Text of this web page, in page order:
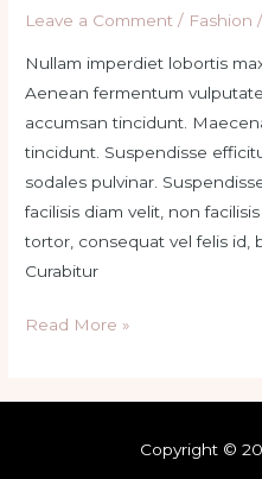
Leave a Comment / Fashion /
Nullam imperdiet lobortis
Aenean fermentum
accumsan tincidunt.
tincidunt. Suspendisse
sodales pulvinar.
facilisis diam velit, non
tortor, consequat vel felis id,
Curabitur
Stylish
Read More »
Copyright ©